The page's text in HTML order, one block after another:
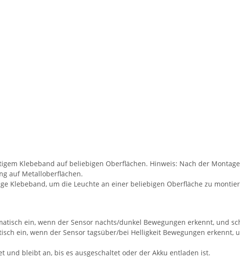
Klebeband auf beliebigen Oberflächen. Hinweis: Nach der
auf Metalloberflächen.
Klebeband, um die Leuchte an einer beliebigen Oberfläche zu
ein, wenn der Sensor nachts/dunkel Bewegungen erkennt, und
ein, wenn der Sensor tagsüber/bei Helligkeit Bewegungen erkennt,
und bleibt an, bis es ausgeschaltet oder der Akku entladen ist.